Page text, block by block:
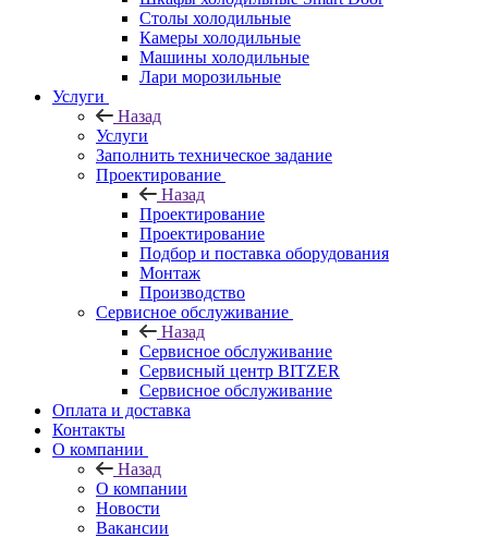
Столы холодильные
Камеры холодильные
Машины холодильные
Лари морозильные
Услуги
Назад
Услуги
Заполнить техническое задание
Проектирование
Назад
Проектирование
Проектирование
Подбор и поставка оборудования
Монтаж
Производство
Сервисное обслуживание
Назад
Сервисное обслуживание
Сервисный центр BITZER
Сервисное обслуживание
Оплата и доставка
Контакты
О компании
Назад
О компании
Новости
Вакансии